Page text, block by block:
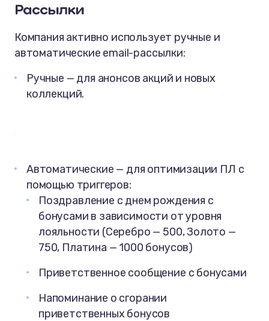
Рассылки
Компания активно использует ручные и
автоматические email-рассылки:
Ручные — для анонсов акций и новых
коллекций.
Автоматические — для оптимизации ПЛ с
помощью триггеров:
Поздравление с днем рождения с
бонусами в зависимости от уровня
лояльности (Серебро — 500, Золото —
750, Платина — 1000 бонусов)
Приветственное сообщение с бонусами
Напоминание о сгорании
приветственных бонусов